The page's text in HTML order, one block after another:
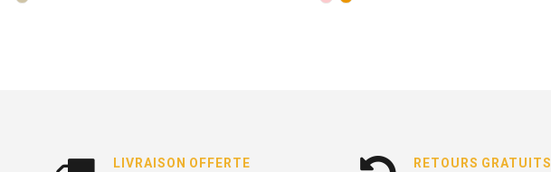
LIVRAISON OFFERTE
RETOURS GRATUITS